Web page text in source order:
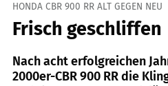
HONDA CBR 900 RR ALT GEGEN NEU
Frisch geschliffen
Nach acht erfolgreichen
2000er-CBR 900 RR die